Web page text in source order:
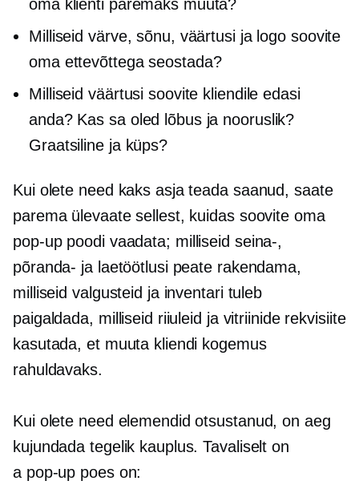
oma klienti paremaks muuta?
Milliseid värve, sõnu, väärtusi ja logo soovite
oma ettevõttega seostada?
Milliseid väärtusi soovite kliendile edasi
anda? Kas sa oled lõbus ja nooruslik?
Graatsiline ja küps?
Kui olete need kaks asja teada saanud, saate
parema ülevaate sellest, kuidas soovite oma
pop-uppoodi vaadata; milliseid seina-,
põranda- ja laetöötlusi peate rakendama,
milliseid valgusteid ja inventari tuleb
paigaldada, milliseid riiuleid ja vitriinide rekvisiite
kasutada, et muuta kliendi kogemus
rahuldavaks.
Kui olete need elemendid otsustanud, on aeg
kujundada tegelik kauplus. Tavaliselt on
a pop-up poes on: